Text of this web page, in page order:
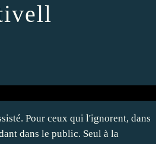
Pour ceux qui l'ignorent, dans
dans le public. Seul à la